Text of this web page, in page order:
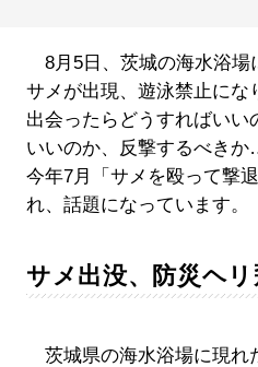
8月5日、茨城の海水浴場
サメが出現、遊泳禁止にな
出会ったらどうすればいい
いいのか、反撃するべき
今年7月「サメを殴って撃
れ、話題になっています。
サメ出没、防災ヘ
茨城県の海水浴場に現れ